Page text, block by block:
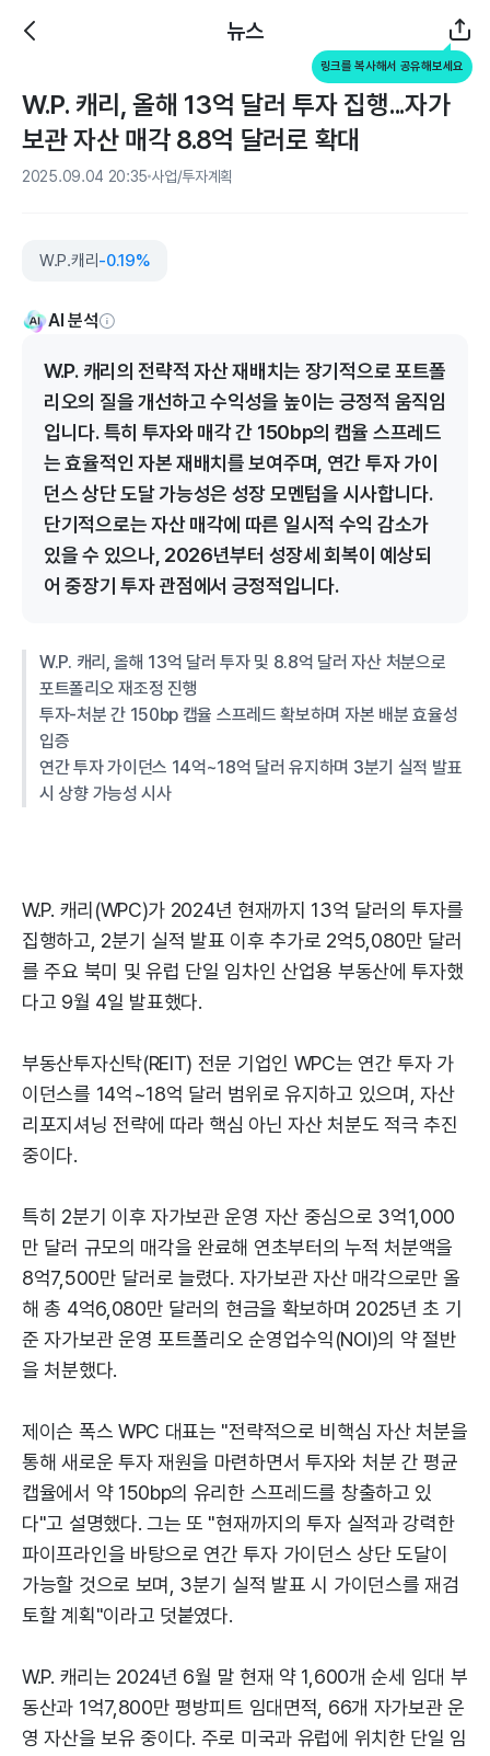
뉴스
링크를 복사해서 공유해보세요
W.P. 캐리, 올해 13억 달러 투자 집행...자가
보관 자산 매각 8.8억 달러로 확대
2025.09.04 20:35 사업/투자계획
W.P.캐리 -0.19%
AI 분석
W.P. 캐리의 전략적 자산 재배치는 장기적으로 포트폴
리오의 질을 개선하고 수익성을 높이는 긍정적 움직임
입니다. 특히 투자와 매각 간 150bp의 캡율 스프레드
는 효율적인 자본 재배치를 보여주며, 연간 투자 가이
던스 상단 도달 가능성은 성장 모멘텀을 시사합니다.
단기적으로는 자산 매각에 따른 일시적 수익 감소가
있을 수 있으나, 2026년부터 성장세 회복이 예상되
어 중장기 투자 관점에서 긍정적입니다.
W.P. 캐리, 올해 13억 달러 투자 및 8.8억 달러 자산 처분으로
포트폴리오 재조정 진행
투자-처분 간 150bp 캡율 스프레드 확보하며 자본 배분 효율성
입증
연간 투자 가이던스 14억~18억 달러 유지하며 3분기 실적 발표
시 상향 가능성 시사
W.P. 캐리(WPC)가 2024년 현재까지 13억 달러의 투자를
집행하고, 2분기 실적 발표 이후 추가로 2억5,080만 달러
를 주요 북미 및 유럽 단일 임차인 산업용 부동산에 투자했
다고 9월 4일 발표했다.
부동산투자신탁(REIT) 전문 기업인 WPC는 연간 투자 가
이던스를 14억~18억 달러 범위로 유지하고 있으며, 자산
리포지셔닝 전략에 따라 핵심 아닌 자산 처분도 적극 추진
중이다.
특히 2분기 이후 자가보관 운영 자산 중심으로 3억1,000
만 달러 규모의 매각을 완료해 연초부터의 누적 처분액을
8억7,500만 달러로 늘렸다. 자가보관 자산 매각으로만 올
해 총 4억6,080만 달러의 현금을 확보하며 2025년 초 기
준 자가보관 운영 포트폴리오 순영업수익(NOI)의 약 절반
을 처분했다.
제이슨 폭스 WPC 대표는 "전략적으로 비핵심 자산 처분을
통해 새로운 투자 재원을 마련하면서 투자와 처분 간 평균
캡율에서 약 150bp의 유리한 스프레드를 창출하고 있
다"고 설명했다. 그는 또 "현재까지의 투자 실적과 강력한
파이프라인을 바탕으로 연간 투자 가이던스 상단 도달이
가능할 것으로 보며, 3분기 실적 발표 시 가이던스를 재검
토할 계획"이라고 덧붙였다.
W.P. 캐리는 2024년 6월 말 현재 약 1,600개 순세 임대 부
동산과 1억7,800만 평방피트 임대면적, 66개 자가보관 운
영 자산을 보유 중이다. 주로 미국과 유럽에 위치한 단일 임